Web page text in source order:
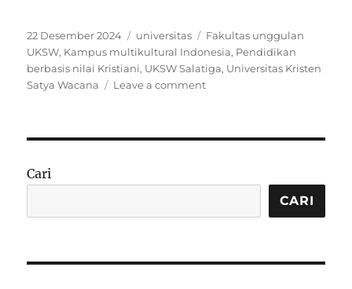
Posted
on
22 Desember 2024 Categories
universitas Tags
Fakultas unggulan
UKSW, Kampus multikultural Indonesia, Pendidikan
berbasis nilai Kristiani, UKSW Salatiga, Universitas Kristen
Satya Wacana
Leave a commenton
Multikultural
Salatiga
Cari
CARI